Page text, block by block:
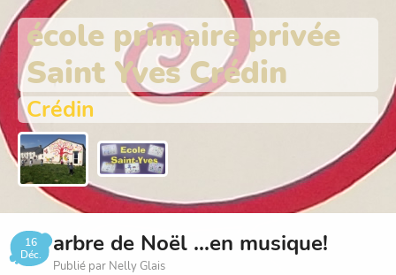
école primaire privée
Saint Yves Crédin
Crédin
16
Déc.
arbre de Noël ...en musique!
Publié par Nelly Glais